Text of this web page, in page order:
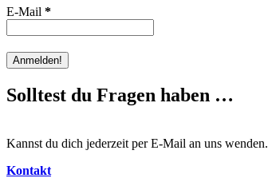
E-Mail *
Solltest du Fragen haben …
Kannst du dich jederzeit per E-Mail an uns wenden.
Kontakt